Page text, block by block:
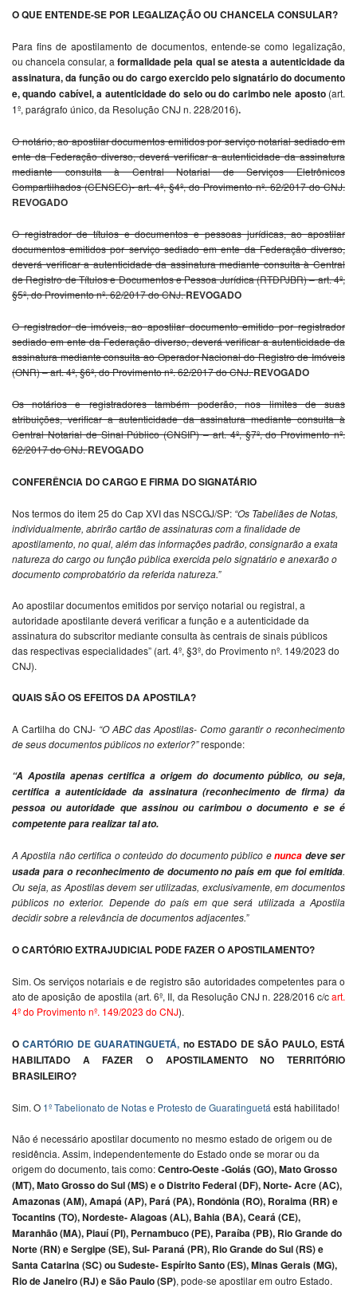
O QUE ENTENDE-SE POR LEGALIZAÇÃO OU CHANCELA CONSULAR?
Para fins de apostilamento de documentos, entende-se como legalização,
ou chancela consular, aformalidade pela qual se atesta a autenticidade da
assinatura, da função ou do cargo exercido pelo signatário do documento
e, quando cabível, a autenticidade do selo ou do carimbo nele aposto(art.
1º, parágrafo único, da Resolução CNJ n. 228/2016).
O notário, ao apostilar documentos emitidos por serviço notarial sediado em
ente da Federação diverso, deverá verificar a autenticidade da assinatura
mediante consulta à Central Notarial de Serviços Eletrônicos
Compartilhados (CENSEC)- art. 4º, §4º, do Provimento nº. 62/2017 do CNJ.
REVOGADO
O registrador de títulos e documentos e pessoas jurídicas, ao apostilar
documentos emitidos por serviço sediado em ente da Federação diverso,
deverá verificar a autenticidade da assinatura mediante consulta à Central
de Registro de Títulos e Documentos e Pessoa Jurídica (RTDPJBR) – art. 4º,
§5º, do Provimento nº. 62/2017 do CNJ.REVOGADO
O registrador de imóveis, ao apostilar documento emitido por registrador
sediado em ente da Federação diverso, deverá verificar a autenticidade da
assinatura mediante consulta ao Operador Nacional do Registro de Imóveis
(ONR) – art. 4º, §6º, do Provimento nº. 62/2017 do CNJ.REVOGADO
Os notários e registradores também poderão, nos limites de suas
atribuições, verificar a autenticidade da assinatura mediante consulta à
Central Notarial de Sinal Público (CNSIP) – art. 4º, §7º, do Provimento nº.
62/2017 do CNJ.REVOGADO
CONFERÊNCIA DO CARGO E FIRMA DO SIGNATÁRIO
Nos termos do item 25 do Cap XVI das NSCGJ/SP: “Os Tabeliães de Notas,
individualmente, abrirão cartão de assinaturas com a finalidade de
apostilamento, no qual, além das informações padrão, consignarão a exata
natureza do cargo ou função pública exercida pelo signatário e anexarão o
documento comprobatório da referida natureza.”
Ao apostilar documentos emitidos por serviço notarial ou registral, a
autoridade apostilante deverá verificar a função e a autenticidade da
assinatura do subscritor mediante consulta às centrais de sinais públicos
dasrespectivas especialidades” (art. 4º, §3º, do Provimento nº. 149/2023 do
CNJ).
QUAIS SÃO OS EFEITOS DA APOSTILA?
A Cartilha do CNJ- “O ABC das Apostilas- Como garantir o reconhecimento
de seus documentos públicos no exterior?”responde:
“A Apostila apenas certifica a origem do documento público, ou seja,
certifica a autenticidade da assinatura (reconhecimento de firma) da
pessoa ou autoridade que assinou ou carimbou o documento e se é
competente para realizar tal ato.
A Apostila não certifica o conteúdo do documento público enunca deve ser
usada para o reconhecimento de documento no país em que foi emitida.
Ou seja, as Apostilas devem ser utilizadas, exclusivamente, em documentos
públicos no exterior. Depende do país em que será utilizada a Apostila
decidir sobre a relevância de documentos adjacentes.”
O CARTÓRIO EXTRAJUDICIAL PODE FAZER O APOSTILAMENTO?
Sim. Os serviços notariais e de registro são autoridades competentes para o
ato de aposição de apostila (art. 6º, II, da Resolução CNJ n. 228/2016 c/cart.
4º do Provimento nº. 149/2023 do CNJ).
OCARTÓRIO DE GUARATINGUETÁ, no ESTADO DE SÃO PAULO, ESTÁ
HABILITADO A FAZER O APOSTILAMENTO NO TERRITÓRIO
BRASILEIRO?
Sim. O 1º Tabelionato de Notas e Protesto de Guaratinguetá está habilitado!
Não é necessário apostilar documento no mesmo estado de origem ou de
residência. Assim, independentemente do Estado onde se morar ou da
origem do documento, tais como:Centro-Oeste -Goiás (GO), Mato Grosso
(MT), Mato Grosso do Sul (MS) e o Distrito Federal (DF), Norte- Acre (AC),
Amazonas (AM), Amapá (AP), Pará (PA), Rondônia (RO), Roraima (RR) e
Tocantins (TO), Nordeste- Alagoas (AL), Bahia (BA), Ceará (CE),
Maranhão (MA), Piauí (PI), Pernambuco (PE), Paraíba (PB), Rio Grande do
Norte (RN) e Sergipe (SE), Sul- Paraná (PR), Rio Grande do Sul (RS) e
Santa Catarina (SC) ou Sudeste- Espírito Santo (ES), Minas Gerais (MG),
Rio de Janeiro (RJ) e São Paulo (SP), pode-se apostilar em outro Estado.